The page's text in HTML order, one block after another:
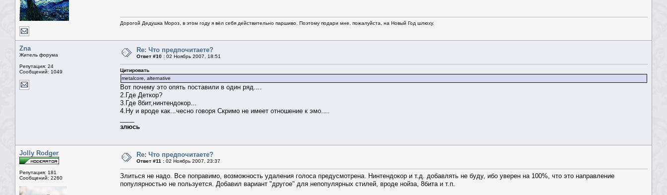
Дорогой Дедушка Мороз, в этом году я вёл себя действительно паршиво. Поэтому подари мне, пожалуйста, на Новый Год шлюху.
Zna
Житель форума
Репутация: 24
Сообщений: 1049
Re: Что предпочитаете?
Ответ #10 : 02 Ноябрь 2007, 18:51
Цитировать
metalcore, alternative
Вот почему это опять поставили в один ряд....
2.Где Деткор?
3.Где 8бит,нинтендокор...
4.Ну и вроде как...чесно говоря Скримо не имеет отношение к эмо....
злюсь
Jolly Rodger
Репутация: 181
Сообщений: 2260
Re: Что предпочитаете?
Ответ #11 : 02 Ноябрь 2007, 23:37
Злиться не надо. Все поправимо, возможность удаления голоса предусмотрена. Нинтендокор и т.д. добавлять не буду, ибо уверен на 100%, что это направление
популярностью не пользуется. Добавил вариант "другое" для непопулярных стилей, вроде нойза, 8бита и т.п.